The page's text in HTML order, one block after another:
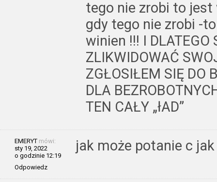
tego nie zrobi to jest
gdy tego nie zrobi -
winien !!! I DLATEGO
ZLIKWIDOWAĆ
ZGŁOSIŁEM SIĘ DO
DLA
TEN CAŁY „łAD”
EMERYT mówi:
sty 19, 2022
o godzinie 12:19
Odpowiedz
jak może potanie c